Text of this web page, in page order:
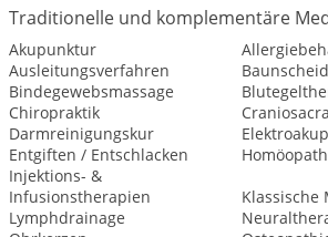
Traditionelle und komplementäre
Akupunktur
Ausleitungsverfahren
Bindegewebsmassage
Chiropraktik
Darmreinigungskur
Entgiften / Entschlacken
Injektions- &
Infusionstherapien
Klassische
Lymphdrainage